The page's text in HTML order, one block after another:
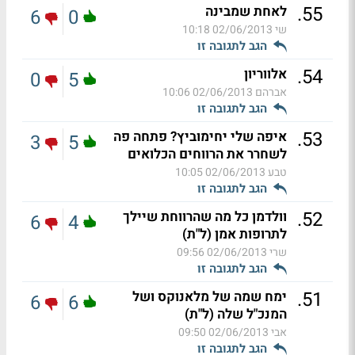
55
. לאחת שמבינה
שי02/06/2013 10:18
הגב לתגובה זו
0
6
54
. אלווריון
אברהם 02/06/2013 10:06
הגב לתגובה זו
5
0
53
. איפה שלי יחימוביץ? פתחה פה
לשחרר את הרווחים הכלואים
טבע02/06/2013 10:05
הגב לתגובה זו
5
3
52
. וולדמן כל מה שהרווחת שיילך
לתרופות אמן (ל"ת)
שרי02/06/2013 09:56
הגב לתגובה זו
4
6
51
. ימח שמה של מלאנוקס ושל
המנכ"ל שלה (ל"ת)
אבי02/06/2013 09:50
הגב לתגובה זו
6
6